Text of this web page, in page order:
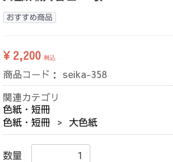
おすすめ商品
¥ 2,200 税込
商品コード： seika-358
関連カテゴリ
色紙・短冊
色紙・短冊
大色紙
数量